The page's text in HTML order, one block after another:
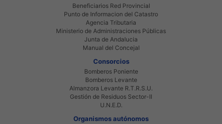
Beneficiarios Red Provincial
Punto de Informacion del Catastro
Agencia Tributaria
Ministerio de Administraciones Públicas
Junta de Andalucia
Manual del Concejal
Consorcios
Bomberos Poniente
Bomberos Levante
Almanzora Levante R.T.R.S.U.
Gestión de Residuos Sector-II
U.N.E.D.
Organismos autónomos